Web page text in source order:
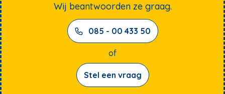
Wij beantwoorden ze graag.
085 - 00 433 50
of
Stel een vraag